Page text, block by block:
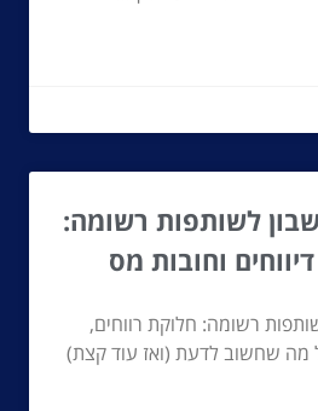
לשותפות רשומה:
וחובות מס
רשומה: חלוקת רווחים,
מה שחשוב לדעת (ואז עוד קצת)